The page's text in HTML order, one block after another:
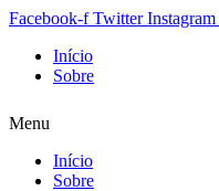
Facebook-f Twitter Instagram
Início
Sobre
Menu
Início
Sobre